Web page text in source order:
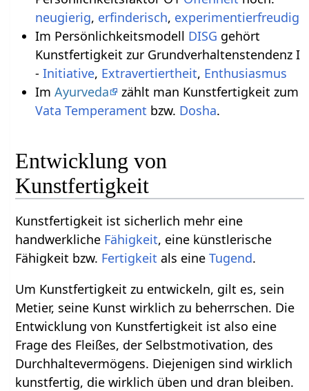
neugierig, erfinderisch, experimentierfreudig
Im Persönlichkeitsmodell DISG gehört
Kunstfertigkeit zur Grundverhaltenstendenz I
- Initiative, Extravertiertheit, Enthusiasmus
Im Ayurveda
zählt man Kunstfertigkeit zum
Vata Temperament bzw. Dosha.
Entwicklung von
Kunstfertigkeit
Kunstfertigkeit ist sicherlich mehr eine
handwerkliche Fähigkeit, eine künstlerische
Fähigkeit bzw. Fertigkeit als eineTugend.
Um Kunstfertigkeit zu entwickeln, gilt es, sein
Metier, seine Kunst wirklich zu beherrschen. Die
Entwicklung von Kunstfertigkeit ist also eine
Frage des Fleißes, der Selbstmotivation, des
Durchhaltevermögens. Diejenigen sind wirklich
kunstfertig, die wirklich üben und dran bleiben.